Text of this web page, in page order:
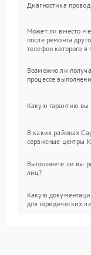
Диагностика
Может ли вместо
после ремонта
телефон которого я
Возможно ли
процессе
Какую гарантию вы
В каких районах
сервисные центры
Выполняете ли вы
лиц?
Какую
для юридических